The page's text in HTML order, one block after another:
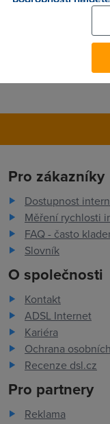
(5.3.2006
Je to fuk ale pokud
Cell Pipe od
Pro zákazníky
Dostupnost
Měření rychlosti
FAQ - často
Slovník
O společnosti
Kontakt
ADSL Internet
Kariéra
Ochrana
Recenze dsl.cz
Pro partnery
Reklama